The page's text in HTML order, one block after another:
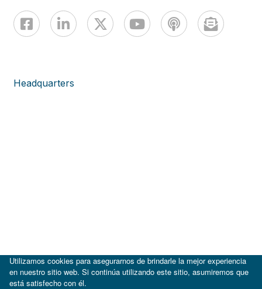
Headquarters
Utilizamos cookies para asegurarnos de brindarle la mejor experiencia
en nuestro sitio web. Si continúa utilizando este sitio, asumiremos que
está satisfecho con él.